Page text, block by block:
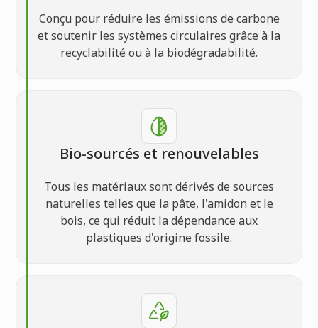
Conçu pour réduire les émissions de carbone
et soutenir les systèmes circulaires grâce à la
recyclabilité ou à la biodégradabilité.
Bio-sourcés et renouvelables
Tous les matériaux sont dérivés de sources
naturelles telles que la pâte, l'amidon et le
bois, ce qui réduit la dépendance aux
plastiques d'origine fossile.